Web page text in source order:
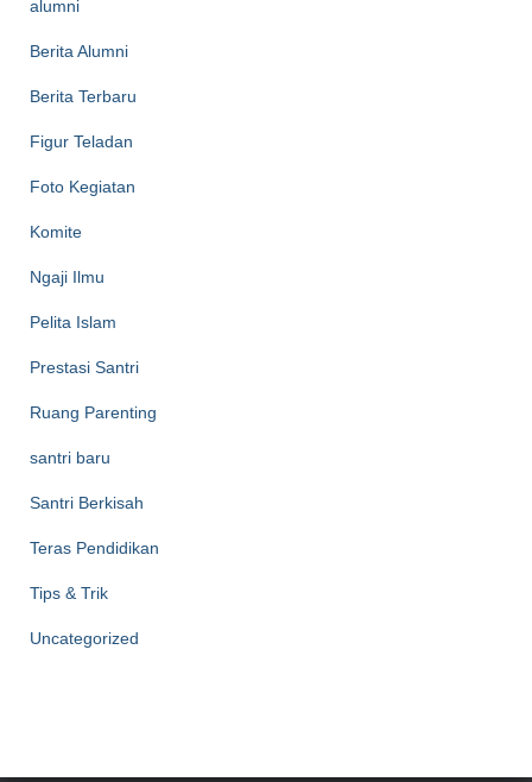
alumni
Berita Alumni
Berita Terbaru
Figur Teladan
Foto Kegiatan
Komite
Ngaji Ilmu
Pelita Islam
Prestasi Santri
Ruang Parenting
santri baru
Santri Berkisah
Teras Pendidikan
Tips & Trik
Uncategorized